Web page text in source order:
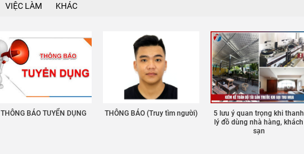
VIỆC LÀM KHÁC
THÔNG BÁO TUYỂN DỤNG THÔNG BÁO (Truy tìm người)
5 lưu ý quan trọng khi thanh
lý đồ dùng nhà hàng, khách
sạn